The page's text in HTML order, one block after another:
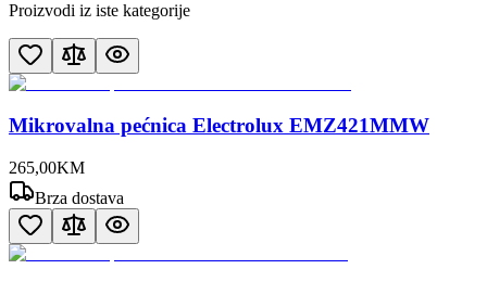
Proizvodi iz iste kategorije
Mikrovalna pećnica Electrolux EMZ421MMW
265,00KM
Brza dostava